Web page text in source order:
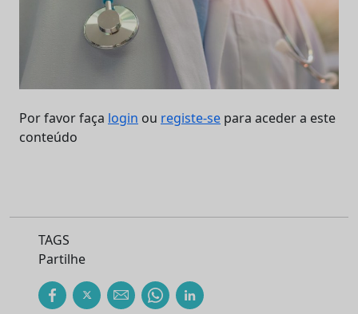
Por favor faça login ou registe-se para aceder a este
conteúdo
TAGS
Partilhe